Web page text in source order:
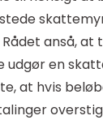
anså,
udgør en
at hvis